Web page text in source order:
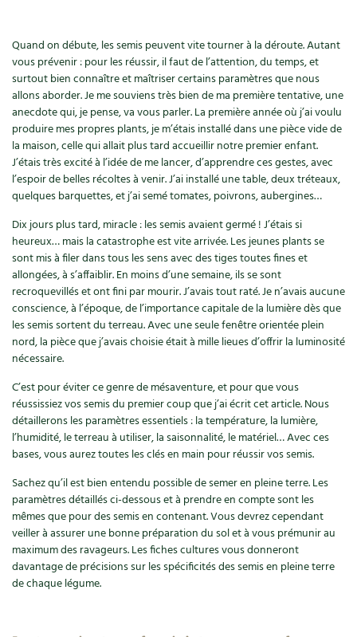
Manger bio
Cures, régimes
Dessert, Boulangerie
Techniques, conservation, organisation
Agenda, calendrier
NOUVEAUTÉS
Feuilleter le catalogue
Stages
Cartes cadeau
Séjourner en Trièves
Nous contacter
Outils et ustensiles du jardin
Biodiversité
Ravageurs et maladies au jardin
Petit élevage
Cuisine saine
Alimentation et nutrition
Recettes de printemps
Recettes par type de plat
Recettes sans gluten
Recettes végétariennes et vegan
Habitat écologique
Conception et gros oeuvre
Matériaux écologiques
Énergie
Gestion de l’eau
Forums
Jardin bio
Habitat écologique
Cuisine saine
Soins naturels
Société et alternatives
Les 4 saisons& vous
Questions à la rédaction
Entre abonné·es
Trucs & astuces
Expés
Trocs & petites annonces
Appels à témoignage
Bonnes adresses
Liste des pépiniéristes
Quand on débute, les semis peuvent vite tourner à la déroute. Autant
vous prévenir : pour les réussir, il faut de l’attention, du temps, et
surtout bien connaître et maîtriser certains paramètres que nous
allons aborder. Je me souviens très bien de ma première tentative, une
anecdote qui, je pense, va vous parler. La première année où j’ai voulu
produire mes propres plants, je m’étais installé dans une pièce vide de
la maison, celle qui allait plus tard accueillir notre premier enfant.
J’étais très excité à l’idée de me lancer, d’apprendre ces gestes, avec
l’espoir de belles récoltes à venir. J’ai installé une table, deux tréteaux,
quelques barquettes, et j’ai semé tomates, poivrons, aubergines…
Dix jours plus tard, miracle : les semis avaient germé ! J’étais si
heureux… mais la catastrophe est vite arrivée. Les jeunes plants se
sont mis à filer dans tous les sens avec des tiges toutes fines et
allongées, à s’affaiblir. En moins d’une semaine, ils se sont
recroquevillés et ont fini par mourir. J’avais tout raté. Je n’avais aucune
conscience, à l’époque, de l’importance capitale de la lumière dès que
les semis sortent du terreau. Avec une seule fenêtre orientée plein
nord, la pièce que j’avais choisie était à mille lieues d’offrir la luminosité
nécessaire.
C’est pour éviter ce genre de mésaventure, et pour que vous
réussissiez vos semis du premier coup que j’ai écrit cet article. Nous
détaillerons les paramètres essentiels : la température, la lumière,
l’humidité, le terreau à utiliser, la saisonnalité, le matériel… Avec ces
bases, vous aurez toutes les clés en main pour réussir vos semis.
Sachez qu’il est bien entendu possible de semer en pleine terre. Les
paramètres détaillés ci-dessous et à prendre en compte sont les
mêmes que pour des semis en contenant. Vous devrez cependant
veiller à assurer une bonne préparation du sol et à vous prémunir au
maximum des ravageurs. Les fiches cultures vous donneront
davantage de précisions sur les spécificités des semis en pleine terre
de chaque légume.